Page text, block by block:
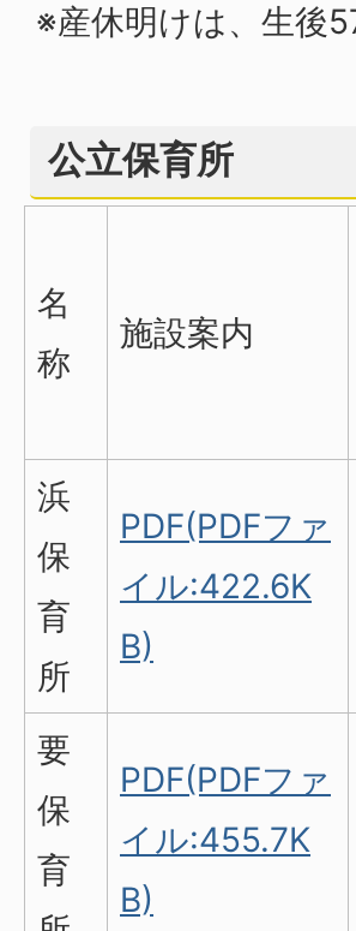
※産休明けは、生後
公立保育所
名
称
施設案内
浜
保
育
所
PDF(PDFファ
イル:422.6K
B)
要
保
育
PDF(PDFファ
イル:455.7K
B)